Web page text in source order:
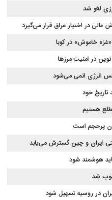
لغو شد
عالی در اختیار عراق قرار می‌گیرد
خاموش» در کوبا
در امنیت مرزها
انرژی اتمی می‌شود
تاریخ خود
هستیم
پرحجم است
ایران و چین گسترش می‌یابد
هوشمند شود
شد
در روسیه تسهیل شود